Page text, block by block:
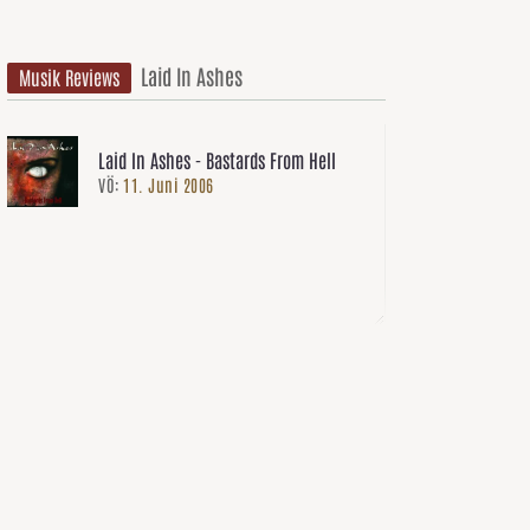
Musik Reviews Laid In Ashes
Laid In Ashes - Bastards From Hell
VÖ: 11. Juni 2006